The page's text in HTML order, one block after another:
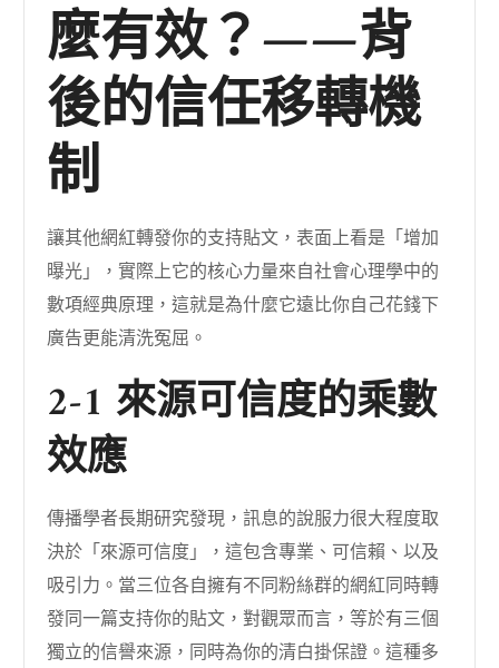
麼有效？——背
後的信任移轉機
制
讓其他網紅轉發你的支持貼文，表面上看是「增加
曝光」，實際上它的核心力量來自社會心理學中的
數項經典原理，這就是為什麼它遠比你自己花錢下
廣告更能清洗冤屈。
2-1 來源可信度的乘數
效應
傳播學者長期研究發現，訊息的說服力很大程度取
決於「來源可信度」，這包含專業、可信賴、以及
吸引力。當三位各自擁有不同粉絲群的網紅同時轉
發同一篇支持你的貼文，對觀眾而言，等於有三個
獨立的信譽來源，同時為你的清白掛保證。這種多